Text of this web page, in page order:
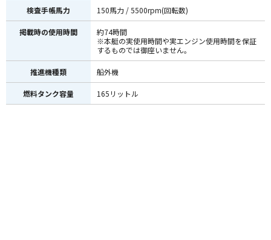
検査手帳馬力 150馬力 / 5500rpm(回転数)
掲載時の使用時間
約74時間
※本艇の実使用時間や実エンジン使用時間を保証
するものでは御座いません。
推進機種類 船外機
燃料タンク容量 165リットル